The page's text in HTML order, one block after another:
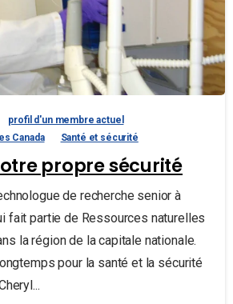
profil d'un membre actuel
Canada
Santé et sécurité
propre sécurité
de recherche senior à
fait partie de Ressources naturelles
la région de la capitale nationale.
pour la santé et la sécurité